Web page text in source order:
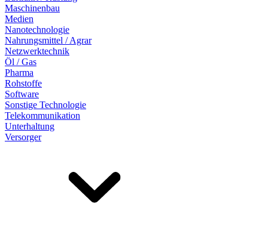
Maschinenbau
Medien
Nanotechnologie
Nahrungsmittel / Agrar
Netzwerktechnik
Öl / Gas
Pharma
Rohstoffe
Software
Sonstige Technologie
Telekommunikation
Unterhaltung
Versorger